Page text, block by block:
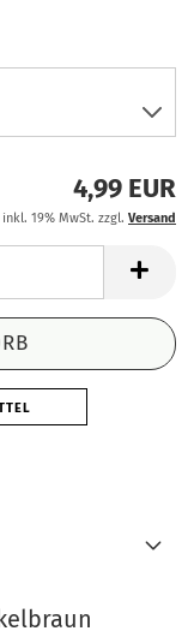
4,99 EUR
inkl. 19% MwSt. zzgl. Versand